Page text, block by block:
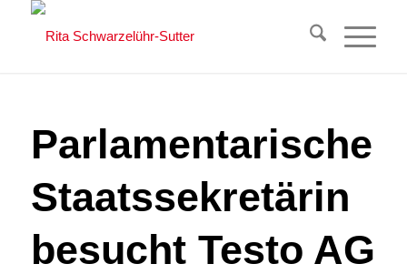
Parlamentarische
Staatssekretärin
besucht Testo AG